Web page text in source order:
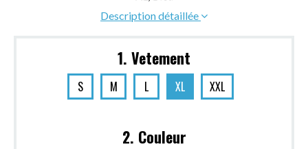
Description détaillée
1. Vetement
S M L XL XXL
2. Couleur